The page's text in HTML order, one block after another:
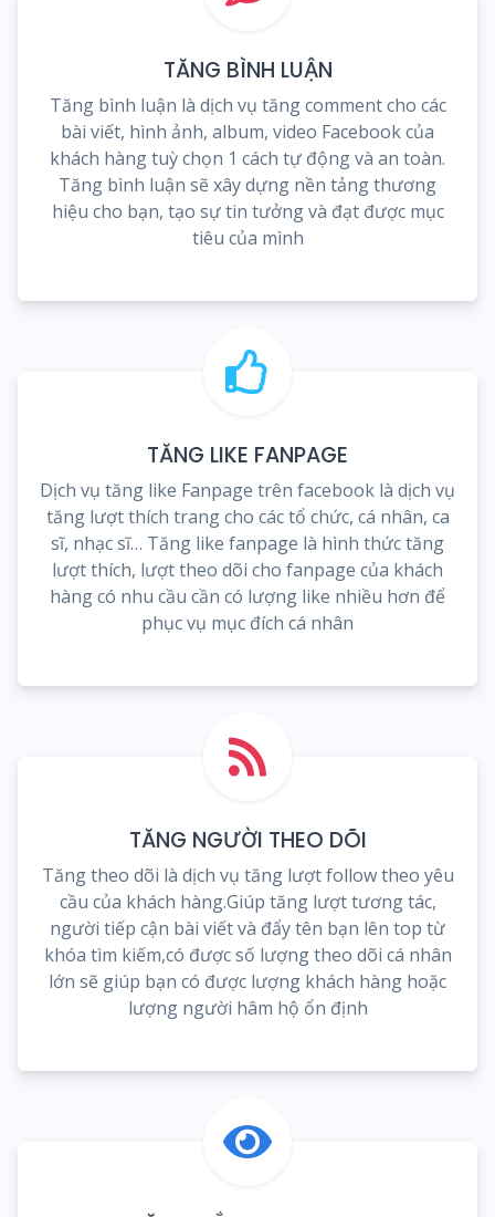
TĂNG BÌNH LUẬN
Tăng bình luận là dịch vụ tăng comment cho các
bài viết, hình ảnh, album, video Facebook của
khách hàng tuỳ chọn 1 cách tự động và an toàn.
Tăng bình luận sẽ xây dựng nền tảng thương
hiệu cho bạn, tạo sự tin tưởng và đạt được mục
tiêu của mình
TĂNG LIKE FANPAGE
Dịch vụ tăng like Fanpage trên facebook là dịch vụ
tăng lượt thích trang cho các tổ chức, cá nhân, ca
sĩ, nhạc sĩ… Tăng like fanpage là hình thức tăng
lượt thích, lượt theo dõi cho fanpage của khách
hàng có nhu cầu cần có lượng like nhiều hơn để
phục vụ mục đích cá nhân
TĂNG NGƯỜI THEO DÕI
Tăng theo dõi là dịch vụ tăng lượt follow theo yêu
cầu của khách hàng.Giúp tăng lượt tương tác,
người tiếp cận bài viết và đẩy tên bạn lên top từ
khóa tìm kiếm,có được số lượng theo dõi cá nhân
lớn sẽ giúp bạn có được lượng khách hàng hoặc
lượng người hâm hộ ổn định